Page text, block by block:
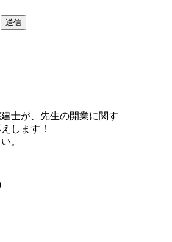
士が、 先生の開業に関す
します！
。